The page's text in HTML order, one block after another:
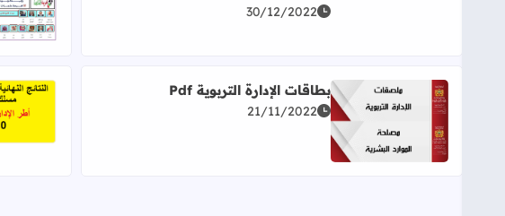
30/12/2022
اقرأ المزيد عن بطاقات الإدارة التربوية Pdf
بطاقات الإدارة التربوية Pdf
21/11/2022